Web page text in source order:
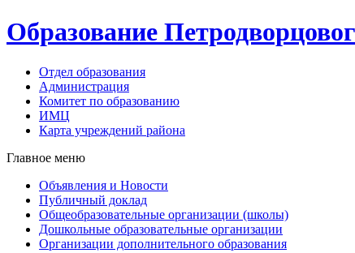
Образование
Отдел образования
Администрация
Комитет по образованию
ИМЦ
Карта учреждений района
Главное меню
Объявления и Новости
Публичный доклад
Общеобразовательные организации (школы)
Дошкольные образовательные организации
Организации дополнительного образования